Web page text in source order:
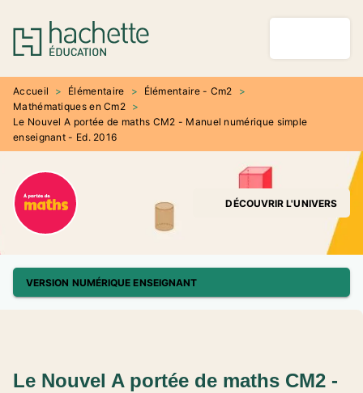
MENU RECHERCHE
PIED DE PAGE
Accueil > Élémentaire > Élémentaire - Cm2
>
Mathématiques en Cm2 >
Le Nouvel A portée de maths CM2 - Manuel numérique simple
enseignant - Ed. 2016
DÉCOUVRIR L'UNIVERS
VERSION NUMÉRIQUE ENSEIGNANT
Le Nouvel A portée de maths CM2 -